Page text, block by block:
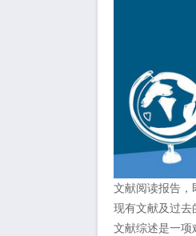
文献阅读报告，
现有文献及过去
文献综述是一项